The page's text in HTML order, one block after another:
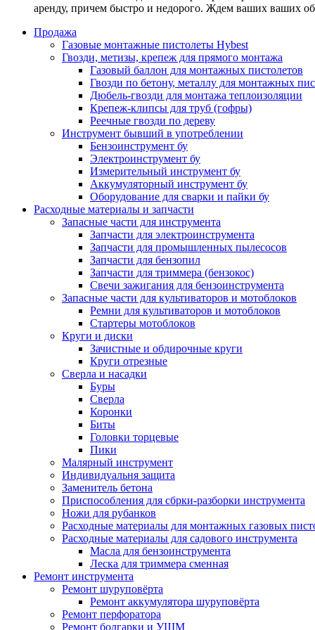
аренду, причем быстро и недорого. Ждем ваших ваших
Продажа
Газовые монтажные пистолеты Hybest
Гвозди, метизы, крепеж для прямого монтажа
Газовый баллон для монтажных пистолетов
Гвозди по бетону, металлу для монтажных
Дюбель-гвозди для монтажа теплоизоляции
Крепеж-клипсы для труб (гофры)
Реечные гвозди по дереву
Инструмент бывший в употреблении
Бензоинструмент бу
Электроинструмент бу
Измерительный инструмент бу
Аккумуляторный инструмент бу
Оборудование для сварки и пайки бу
Расходные материалы и запчасти
Запасные части для инструмента
Запчасти для электроинструмента
Запчасти для промышленных пылесосов
Запчасти для бензопил
Запчасти для триммера (бензокос)
Свечи зажигания для бензоинструмента
Запасные части для культиваторов и мотоблоков
Ремни для культиваторов и мотоблоков
Стартеры мотоблоков
Круги и диски
Зачистные и обдирочные круги
Круги отрезные
Сверла и насадки
Буры
Сверла
Коронки
Биты
Головки торцевые
Пики
Малярный инструмент
Индивидуальня защита
Заменитель бетона
Приспособления для сбрки-разборки инструмента
Ножи для рубанков
Расходные материалы для монтажных газовых
Расходные материалы для садового инструмента
Масла для бензоинструмента
Леска для триммера сменная
Ремонт инструмента
Ремонт шуруповёрта
Ремонт аккумулятора шуруповёрта
Ремонт перфоратора
Ремонт болгарки и УШМ